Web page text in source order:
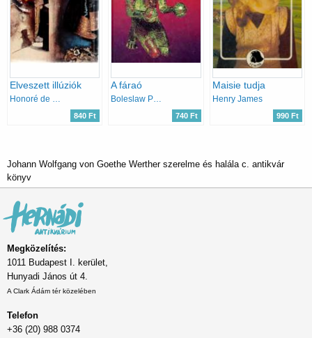
Elveszett illúziók
840 Ft
A fáraó
740 Ft
Maisie tudja
Henry James
990 Ft
Johann Wolfgang von Goethe Werther szerelme és halála c. antikvár
könyv
Megközelítés:
1011 Budapest I. kerület,
Hunyadi János út 4.
A Clark Ádám tér közelében
Telefon
+36 (20) 988 0374